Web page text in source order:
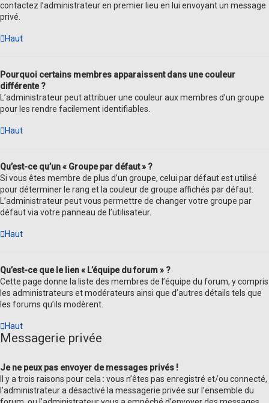
contactez l’administrateur en premier lieu en lui envoyant un message
privé.
Haut
Pourquoi certains membres apparaissent dans une couleur
différente ?
L’administrateur peut attribuer une couleur aux membres d’un groupe
pour les rendre facilement identifiables.
Haut
Qu’est-ce qu’un « Groupe par défaut » ?
Si vous êtes membre de plus d’un groupe, celui par défaut est utilisé
pour déterminer le rang et la couleur de groupe affichés par défaut.
L’administrateur peut vous permettre de changer votre groupe par
défaut via votre panneau de l’utilisateur.
Haut
Qu’est-ce que le lien « L’équipe du forum » ?
Cette page donne la liste des membres de l’équipe du forum, y compris
les administrateurs et modérateurs ainsi que d’autres détails tels que
les forums qu’ils modèrent.
Haut
Messagerie privée
Je ne peux pas envoyer de messages privés !
Il y a trois raisons pour cela : vous n’êtes pas enregistré et/ou connecté,
l’administrateur a désactivé la messagerie privée sur l’ensemble du